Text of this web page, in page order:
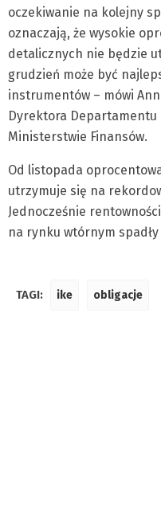
oczekiwanie na kolejny
oznaczają, że wysokie
detalicznych nie będzie
grudzień może być
instrumentów – mówi
Dyrektora Departamentu
Ministerstwie Finansów.
Od listopada
utrzymuje się na
Jednocześnie
na rynku wtórnym
TAGI: ike obligacje